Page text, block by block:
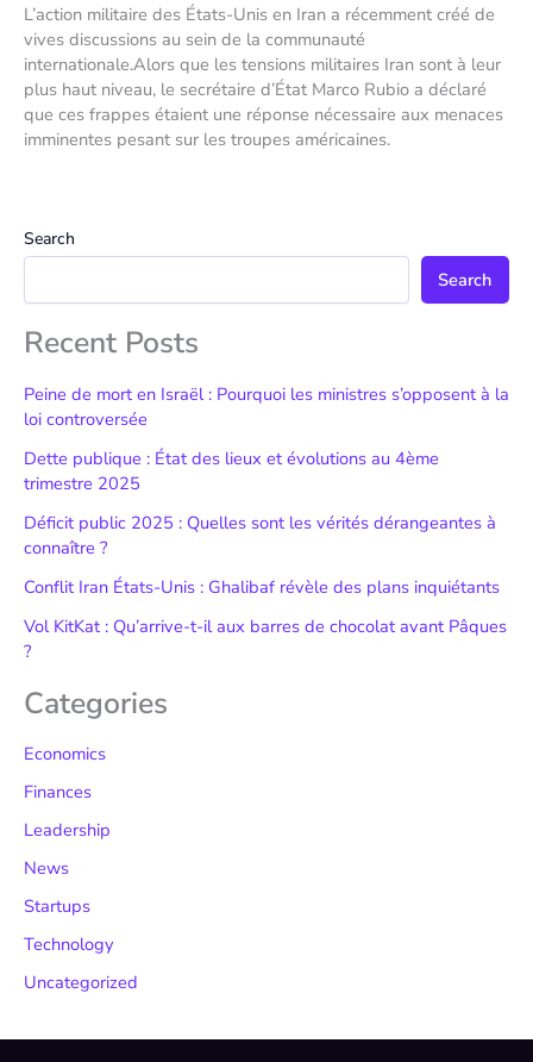
L’action militaire des États-Unis en Iran a récemment créé de
vives discussions au sein de la communauté
internationale.Alors que les tensions militaires Iran sont à leur
plus haut niveau, le secrétaire d’État Marco Rubio a déclaré
que ces frappes étaient une réponse nécessaire aux menaces
imminentes pesant sur les troupes américaines.
Search
Search
Recent Posts
Peine de mort en Israël : Pourquoi les ministres s’opposent à la
loi controversée
Dette publique : État des lieux et évolutions au 4ème
trimestre 2025
Déficit public 2025 : Quelles sont les vérités dérangeantes à
connaître ?
Conflit Iran États-Unis : Ghalibaf révèle des plans inquiétants
Vol KitKat : Qu’arrive-t-il aux barres de chocolat avant Pâques
?
Categories
Economics
Finances
Leadership
News
Startups
Technology
Uncategorized